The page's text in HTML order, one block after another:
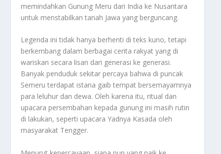
memindahkan Gunung Meru dari India ke Nusantara
untuk menstabilkan tanah Jawa yang berguncang.
Legenda ini tidak hanya berhenti di teks kuno, tetapi
berkembang dalam berbagai cerita rakyat yang di
wariskan secara lisan dari generasi ke generasi.
Banyak penduduk sekitar percaya bahwa di puncak
Semeru terdapat istana gaib tempat bersemayamnya
para leluhur dan dewa. Oleh karena itu, ritual dan
upacara persembahan kepada gunung ini masih rutin
di lakukan, seperti upacara Yadnya Kasada oleh
masyarakat Tengger.